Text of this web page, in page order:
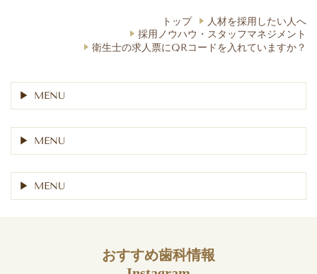
トップ
人材を採用したい人へ
採用ノウハウ・スタッフマネジメント
衛生士の求人票にQRコードを入れていますか？
MENU
MENU
MENU
おすすめ歯科情報